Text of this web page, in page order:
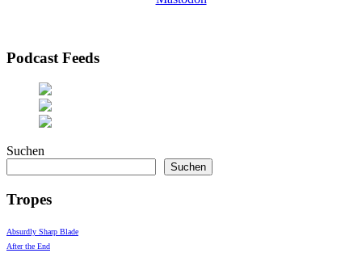
Podcast Feeds
Suchen
Suchen
Tropes
Absurdly Sharp Blade
After the End